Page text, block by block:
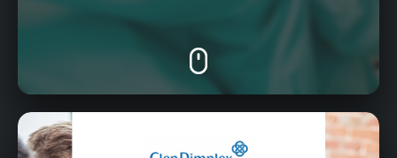
Am Goldenen Feld 18, 95326 Kulmbach